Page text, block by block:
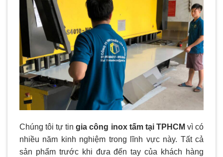
Chúng tôi tự tingia công inox tấm tại TPHCM vì có
nhiều năm kinh nghiệm trong lĩnh vực này. Tất cả
sản phẩm trước khi đưa đến tay của khách hàng